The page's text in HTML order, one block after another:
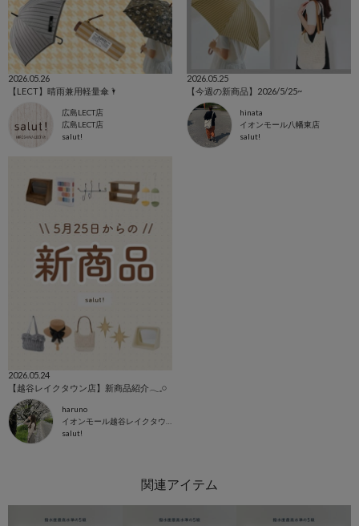
2026.05.26
【LECT】晴雨兼用軽量傘🌂
広島LECT店
広島LECT店
salut!
2026.05.25
【今週の新商品】2026/5/25~
hinata
イオンモール八幡東店
salut!
2026.05.24
【越谷レイクタウン店】新商品紹介𓂃𓈒𓏸
haruno
salut!